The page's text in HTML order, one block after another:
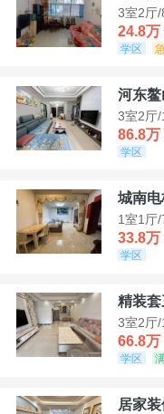
3室2厅/
24.8万
学区
河东
3室2厅/
86.8万
学区
城南
1室1厅
33.8万
学区
精装
3室2厅/
66.8万
学区
居家